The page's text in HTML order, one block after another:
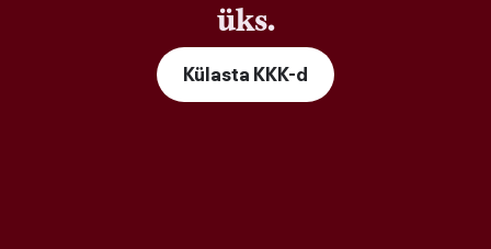
üks.
Külasta KKK-d